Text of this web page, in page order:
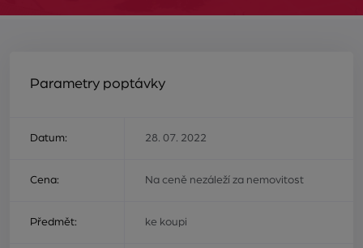
Parametry poptávky
Datum: 28. 07. 2022
Cena: Na ceně nezáleží za nemovitost
Předmět: ke koupi